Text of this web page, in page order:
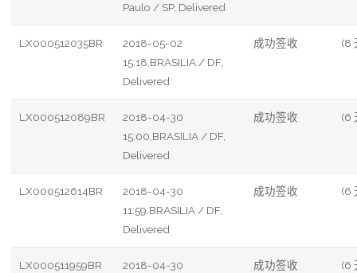
Paulo / SP, Delivered
LX000512035BR
2018-05-02
15:18,BRASILIA / DF,
Delivered
成功签收 (8
LX000512089BR
2018-04-30
15:00,BRASILIA / DF,
Delivered
成功签收 (6
LX000512614BR
2018-04-30
11:59,BRASILIA / DF,
Delivered
成功签收 (6
LX000511959BR
2018-04-30
成功签收 (6